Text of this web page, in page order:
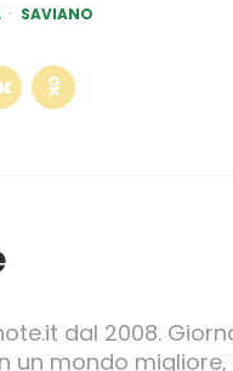
SAVIANO
dal 2008.
un mondo migliore,